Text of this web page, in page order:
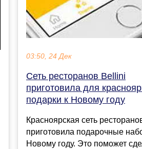
03:50, 24 Дек
Сеть ресторанов Bellini
приготовила для
подарки к Новому году
Красноярская сеть
приготовила подарочные
Новому году. Это поможет